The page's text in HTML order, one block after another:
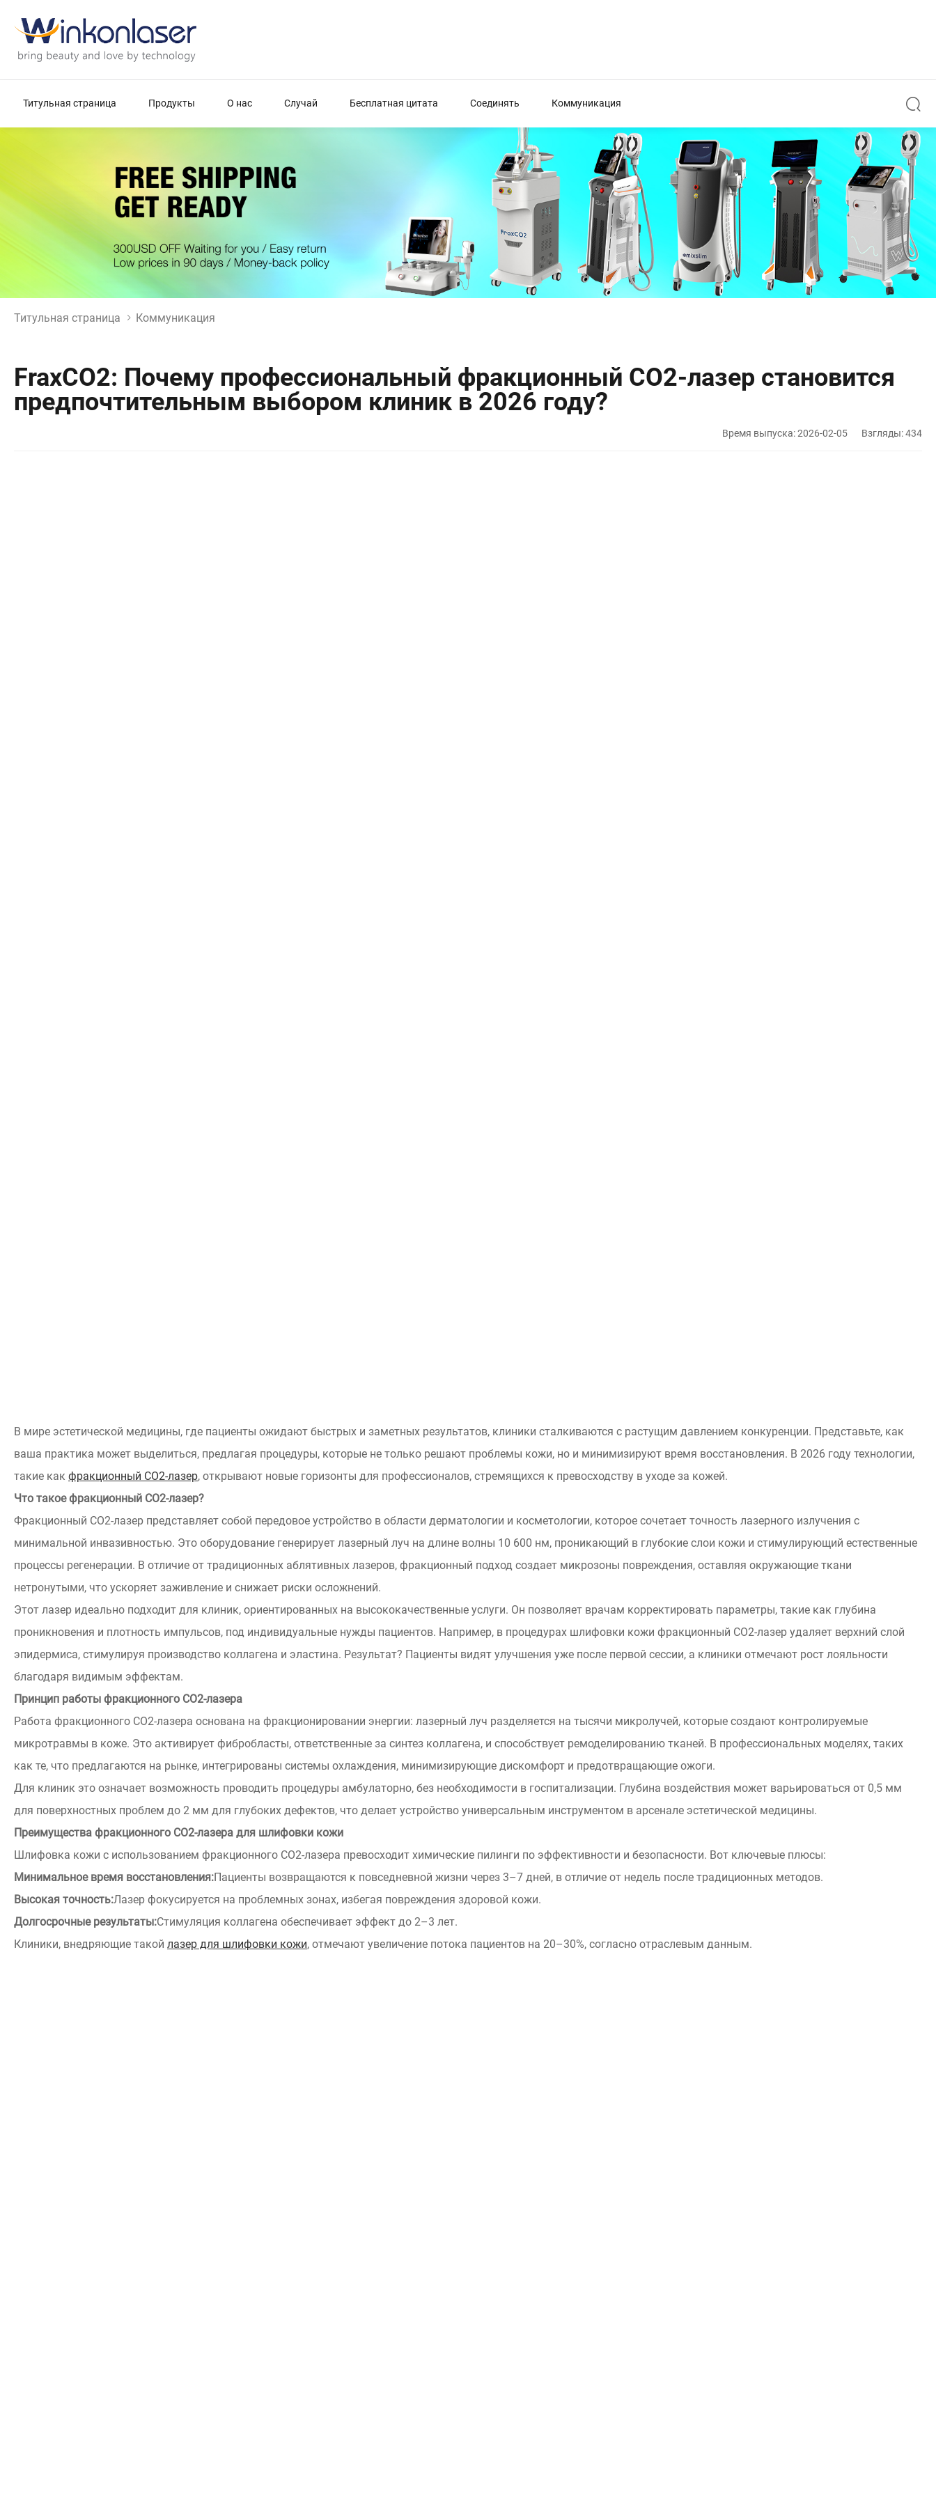
Титульная страница Продукты О нас Случай Бесплатная цитата Соединять Коммуникация
Титульная страница Коммуникация
FraxCO2: Почему профессиональный фракционный CO2-лазер становится
предпочтительным выбором клиник в 2026 году?
Время выпуска: 2026-02-05 Взгляды: 434
В мире эстетической медицины, где пациенты ожидают быстрых и заметных результатов, клиники сталкиваются с растущим давлением конкуренции. Представьте, как
ваша практика может выделиться, предлагая процедуры, которые не только решают проблемы кожи, но и минимизируют время восстановления. В 2026 году технологии,
такие как фракционный CO2-лазер, открывают новые горизонты для профессионалов, стремящихся к превосходству в уходе за кожей.
Что такое фракционный CO2-лазер?
Фракционный CO2-лазер представляет собой передовое устройство в области дерматологии и косметологии, которое сочетает точность лазерного излучения с
минимальной инвазивностью. Это оборудование генерирует лазерный луч на длине волны 10 600 нм, проникающий в глубокие слои кожи и стимулирующий естественные
процессы регенерации. В отличие от традиционных аблятивных лазеров, фракционный подход создает микрозоны повреждения, оставляя окружающие ткани
нетронутыми, что ускоряет заживление и снижает риски осложнений.
Этот лазер идеально подходит для клиник, ориентированных на высококачественные услуги. Он позволяет врачам корректировать параметры, такие как глубина
проникновения и плотность импульсов, под индивидуальные нужды пациентов. Например, в процедурах шлифовки кожи фракционный CO2-лазер удаляет верхний слой
эпидермиса, стимулируя производство коллагена и эластина. Результат? Пациенты видят улучшения уже после первой сессии, а клиники отмечают рост лояльности
благодаря видимым эффектам.
Принцип работы фракционного CO2-лазера
Работа фракционного CO2-лазера основана на фракционировании энергии: лазерный луч разделяется на тысячи микролучей, которые создают контролируемые
микротравмы в коже. Это активирует фибробласты, ответственные за синтез коллагена, и способствует ремоделированию тканей. В профессиональных моделях, таких
как те, что предлагаются на рынке, интегрированы системы охлаждения, минимизирующие дискомфорт и предотвращающие ожоги.
Для клиник это означает возможность проводить процедуры амбулаторно, без необходимости в госпитализации. Глубина воздействия может варьироваться от 0,5 мм
для поверхностных проблем до 2 мм для глубоких дефектов, что делает устройство универсальным инструментом в арсенале эстетической медицины.
Преимущества фракционного CO2-лазера для шлифовки кожи
Шлифовка кожи с использованием фракционного CO2-лазера превосходит химические пилинги по эффективности и безопасности. Вот ключевые плюсы:
Минимальное время восстановления:Пациенты возвращаются к повседневной жизни через 3–7 дней, в отличие от недель после традиционных методов.
Высокая точность:Лазер фокусируется на проблемных зонах, избегая повреждения здоровой кожи.
Долгосрочные результаты:Стимуляция коллагена обеспечивает эффект до 2–3 лет.
Клиники, внедряющие такой лазер для шлифовки кожи, отмечают увеличение потока пациентов на 20–30%, согласно отраслевым данным.